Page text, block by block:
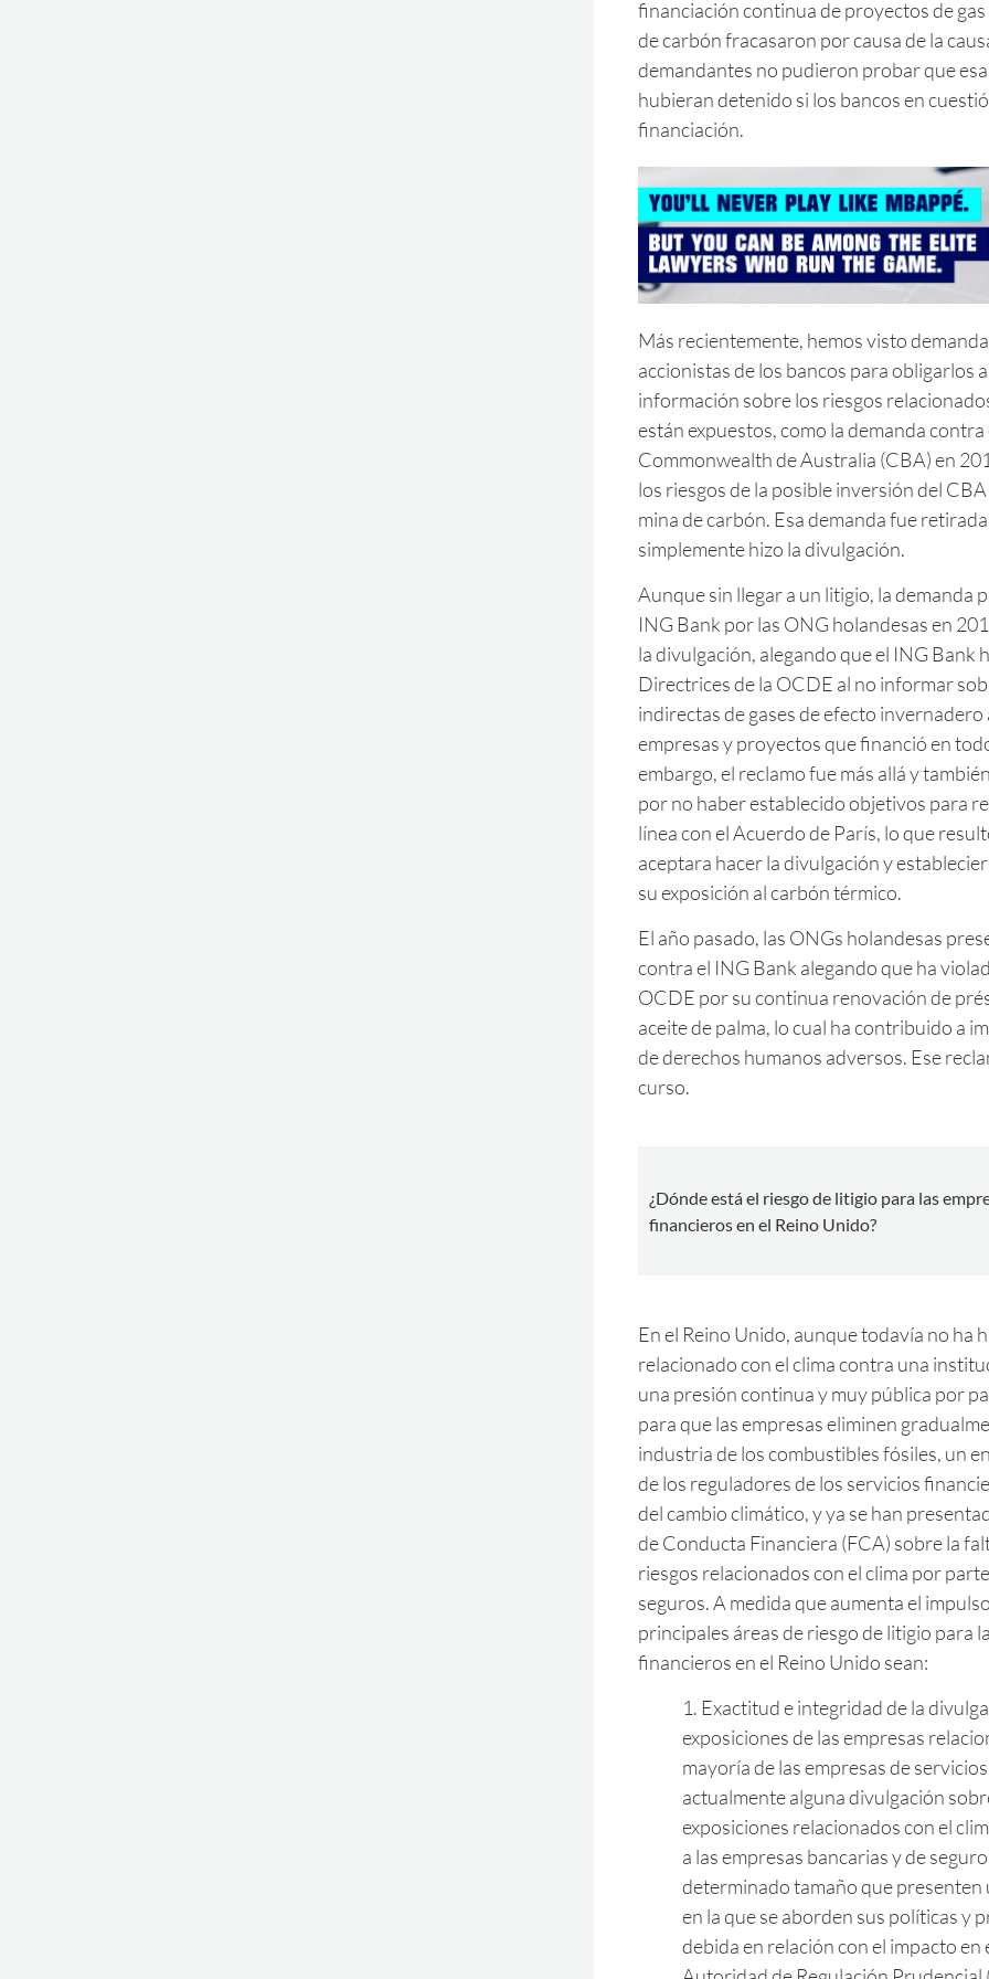
financiación continua de proyectos de
de carbón fracasaron por causa de la
demandantes no pudieron probar que
hubieran detenido si los bancos en
financiación.
Más recientemente, hemos visto
accionistas de los bancos para obligarlos
información sobre los riesgos
están expuestos, como la demanda contra
Commonwealth de Australia (CBA) en
los riesgos de la posible inversión del
mina de carbón. Esa demanda fue
simplemente hizo la divulgación.
Aunque sin llegar a un litigio, la demanda
ING Bank por las ONG holandesas en
la divulgación, alegando que el ING Bank
Directrices de la OCDE al no informar
indirectas de gases de efecto invernadero
empresas y proyectos que financió en
embargo, el reclamo fue más allá y
por no haber establecido objetivos para
línea con el Acuerdo de París, lo que
aceptara hacer la divulgación y
su exposición al carbón térmico.
El año pasado, las ONGs holandesas
contra el ING Bank alegando que ha
OCDE por su continua renovación de
aceite de palma, lo cual ha contribuido a
de derechos humanos adversos. Ese
curso.
¿Dónde está el riesgo de litigio para las
financieros en el Reino Unido?
En el Reino Unido, aunque todavía no ha
relacionado con el clima contra una
una presión continua y muy pública por
para que las empresas eliminen
industria de los combustibles fósiles, un
de los reguladores de los servicios
del cambio climático, y ya se han
de Conducta Financiera (FCA) sobre la
riesgos relacionados con el clima por
seguros. A medida que aumenta el
principales áreas de riesgo de litigio para
financieros en el Reino Unido sean:
1. Exactitud e integridad de la
exposiciones de las empresas
mayoría de las empresas de
actualmente alguna divulgación
exposiciones relacionados con el
a las empresas bancarias y de
determinado tamaño que presenten
en la que se aborden sus políticas y
debida en relación con el impacto en